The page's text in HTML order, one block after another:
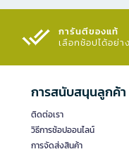
การันตีของแท้
เลือกช้อปได้อย่า
การสนับสนุนลูกค้า
ติดต่อเรา
วิธีการช้อปออนไลน์
การจัดส่งสินค้า